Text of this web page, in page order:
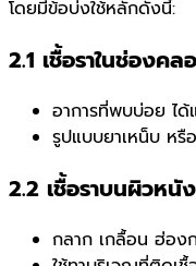
โดยมีข้อบ่งใช้หลักดังนี้:
2.1 เชื้อราในช่องคล
อาการที่พบบ่อย ไ
รูปแบบยาเหน็บ หรื
2.2 เชื้อราบนผิวหนัง
กลาก เกลื้อน ฮ่อง